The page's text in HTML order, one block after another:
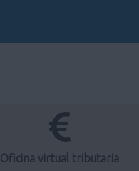
Oficina virtual tributaria